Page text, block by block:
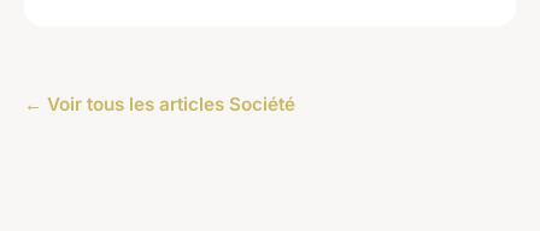
← Voir tous les articles Société